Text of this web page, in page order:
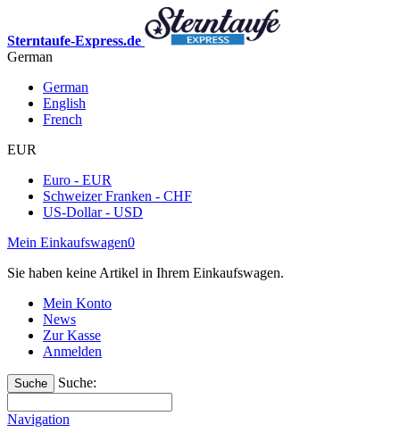
Sterntaufe-Express.de
German
German
English
French
EUR
Euro - EUR
Schweizer Franken - CHF
US-Dollar - USD
Mein Einkaufswagen0
Sie haben keine Artikel in Ihrem Einkaufswagen.
Mein Konto
News
Zur Kasse
Anmelden
Suche Suche:
Navigation